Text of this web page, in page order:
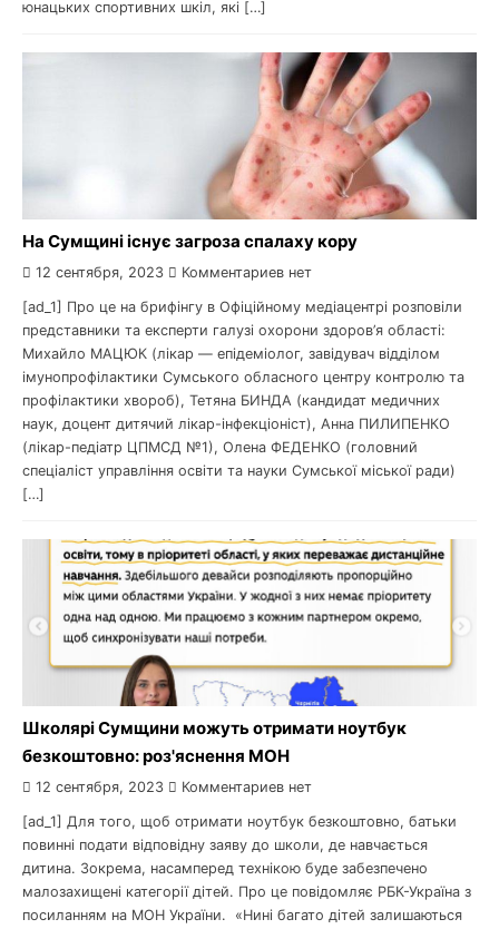
юнацьких спортивних шкіл, які […]
На Сумщині існує загроза спалаху кору
12 сентября, 2023 Комментариев нет
[ad_1] Про це на брифінгу в Офіційному медіацентрі розповіли
представники та експерти галузі охорони здоров’я області:
Михайло МАЦЮК (лікар — епідеміолог, завідувач відділом
імунопрофілактики Сумського обласного центру контролю та
профілактики хвороб), Тетяна БИНДА (кандидат медичних
наук, доцент дитячий лікар-інфекціоніст), Анна ПИЛИПЕНКО
(лікар-педіатр ЦПМСД №1), Олена ФЕДЕНКО (головний
спеціаліст управління освіти та науки Сумської міської ради)
[…]
Школярі Сумщини можуть отримати ноутбук
безкоштовно: роз'яснення МОН
12 сентября, 2023 Комментариев нет
[ad_1] Для того, щоб отримати ноутбук безкоштовно, батьки
повинні подати відповідну заяву до школи, де навчається
дитина. Зокрема, насамперед технікою буде забезпечено
малозахищені категорії дітей. Про це повідомляє РБК-Україна з
посиланням на МОН України. «Нині багато дітей залишаються